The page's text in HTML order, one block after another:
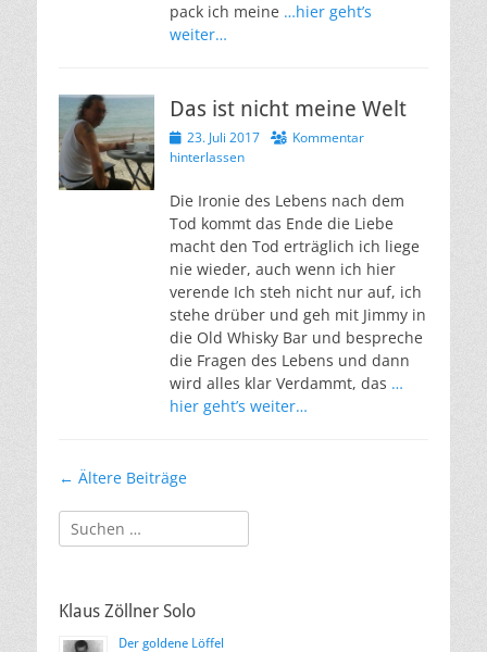
pack ich meine …hier geht’s
weiter…
Das ist nicht meine Welt
Veröffentlicht
am
23. Juli 2017
Kommentar
hinterlassen
Die Ironie des Lebens nach dem
Tod kommt das Ende die Liebe
macht den Tod erträglich ich liege
nie wieder, auch wenn ich hier
verende Ich steh nicht nur auf, ich
stehe drüber und geh mit Jimmy in
die Old Whisky Bar und bespreche
die Fragen des Lebens und dann
wird alles klar Verdammt, das …
hier geht’s weiter…
Beitragsnavigation
← Ältere Beiträge
Suchen
nach:
Klaus Zöllner Solo
Der goldene Löffel